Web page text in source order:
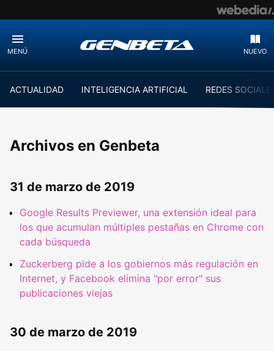
MENÚ NUEVO
ACTUALIDAD INTELIGENCIA ARTIFICIAL REDES
Archivos en Genbeta
31 de marzo de 2019
Google Results Previewer, una extensión ideal para
los que acumulan múltiples pestañas en Chrome con
cada búsqueda
Zuckerberg pide a los gobiernos más regulación en
Internet, y Facebook elimina "por error" sus
publicaciones viejas
30 de marzo de 2019